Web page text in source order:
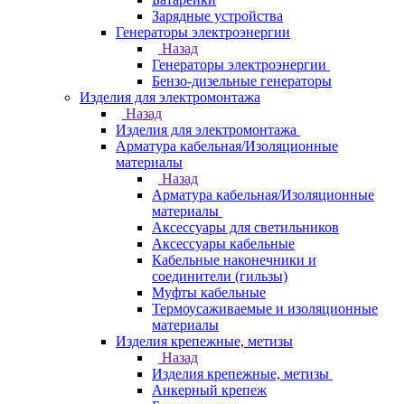
Зарядные устройства
Генераторы электроэнергии
Назад
Генераторы электроэнергии
Бензо-дизельные генераторы
Изделия для электромонтажа
Назад
Изделия для электромонтажа
Арматура кабельная/Изоляционные
материалы
Назад
Арматура кабельная/Изоляционные
материалы
Аксессуары для светильников
Аксессуары кабельные
Кабельные наконечники и
соединители (гильзы)
Муфты кабельные
Термоусаживаемые и изоляционные
материалы
Изделия крепежные, метизы
Назад
Изделия крепежные, метизы
Анкерный крепеж